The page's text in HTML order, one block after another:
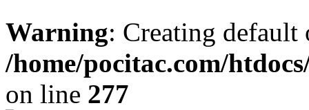
Warning: Creating
/home/pocitac.com/
on line 277